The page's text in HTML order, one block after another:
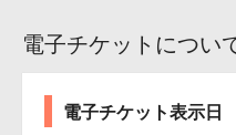
電子チケットについ
電子チケット表示日